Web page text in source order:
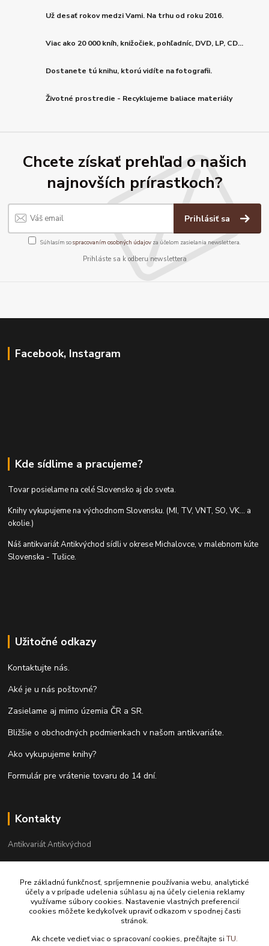
Už desať rokov medzi Vami. Na trhu od roku 2016.
Viac ako 20 000 kníh, knižočiek, pohľadníc, DVD, LP, CD...
Dostanete tú knihu, ktorú vidíte na fotografii.
Životné prostredie - Recyklujeme baliace materiály
Chcete získať prehľad o našich
najnovších prírastkoch?
Prihlásiť sa
Súhlasím sospracovaním osobných údajov za účelom zasielania newslettera.
Prihláste sa k odberu newslettera
Facebook, Instagram
Kde sídlime a pracujeme?
Tovar posielame na celé Slovensko aj do sveta.
Knihy vykupujeme na východnom Slovensku. (MI, TV, VNT, SO, VK... a
okolie.)
Náš antikvariát Antikvýchod sídli v okrese Michalovce, v malebnom kúte
Slovenska - Tušice.
Užitočné odkazy
Kontaktujte nás.
Aké je u nás poštovné?
Zasielame aj mimo územia ČR a SR.
Bližšie o obchodných podmienkach v našom antikvariáte.
Ako vykupujeme knihy?
Formulár pre vrátenie tovaru do 14 dní.
Kontakty
Antikvariát Antikvýchod
antikvariat@antikvychod.sk
Pre základnú funkčnosť, spríjemnenie používania webu, analytické
účely a v prípade udelenia súhlasu aj na účely cielenia reklamy
využívame súbory cookies. Nastavenie vlastných preferencií
cookies môžete kedykoľvek upraviť odkazom v spodnej časti
stránok.
Ak chcete vedieť viac o spracovaní cookies, prečítajte siTU.